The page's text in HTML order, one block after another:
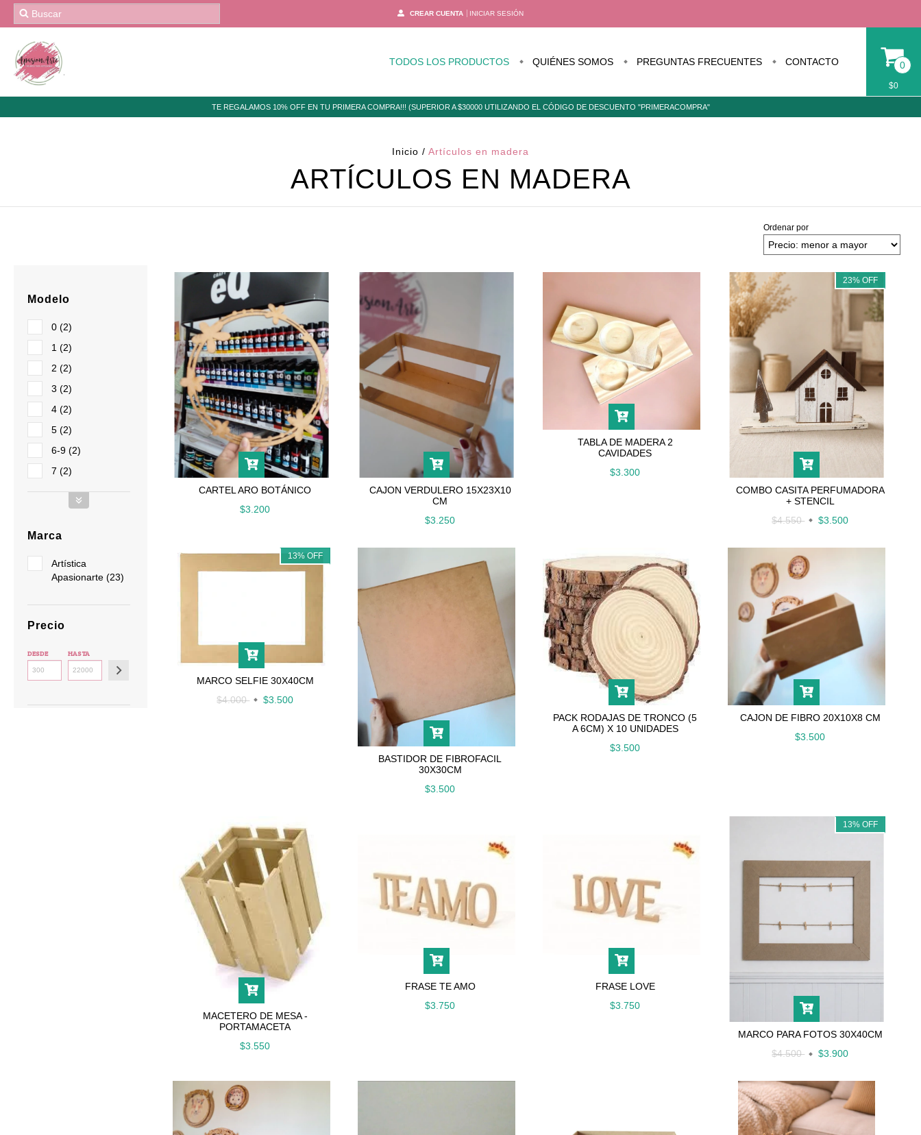
CREAR CUENTA INICIAR SESIÓN
TODOS LOS PRODUCTOS QUIÉNES SOMOS PREGUNTAS FRECUENTES CONTACTO 0
$0
TE REGALAMOS 10% OFF EN TU PRIMERA COMPRA!!! (SUPERIOR A $30000 UTILIZANDO EL CÓDIGO DE DESCUENTO "PRIMERACOMPRA"
Inicio / Artículos en madera
ARTÍCULOS EN MADERA
Ordenar por
Modelo
0 (2)
1 (2)
2 (2)
3 (2)
4 (2)
5 (2)
6-9 (2)
7 (2)
Marca
Artística
Apasionarte (23)
Precio
DESDE HASTA
CARTEL ARO BOTÁNICO
$3.200
CAJON VERDULERO 15X23X10
CM
$3.250
TABLA DE MADERA 2
CAVIDADES
$3.300
23%OFF
COMBO CASITA PERFUMADORA
+ STENCIL
$4.550
$3.500
13%OFF
MARCO SELFIE 30X40CM
$4.000
$3.500
BASTIDOR DE FIBROFACIL
30X30CM
$3.500
PACK RODAJAS DE TRONCO (5
A 6CM) X 10 UNIDADES
$3.500
CAJON DE FIBRO 20X10X8 CM
$3.500
MACETERO DE MESA -
PORTAMACETA
$3.550
FRASE TE AMO
$3.750
FRASE LOVE
$3.750
13%OFF
MARCO PARA FOTOS 30X40CM
$4.500
$3.900